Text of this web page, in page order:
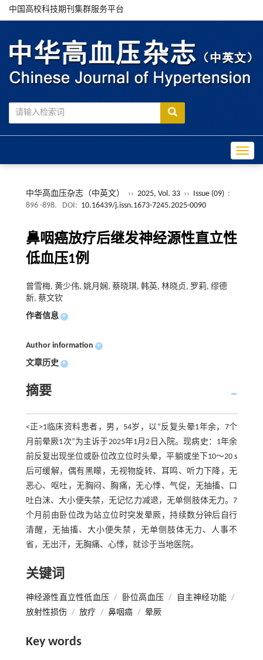
中国高校科技期刊集群服务平台
中华高血压杂志（中英文） ›› 2025, Vol. 33 ›› Issue (09) :
896 -898.
DOI: 10.16439/j.issn.1673-7245.2025-0090
鼻咽癌放疗后继发神经源性直立性
低血压1例
曾雪梅, 黄少伟, 姚月娴, 蔡晓琪, 韩英, 林晓贞, 罗莉, 缪德
新, 蔡文钦
作者信息 +
Author information +
文章历史 +
摘要
<正>1临床资料患者，男，54岁，以“反复头晕1年余，7个
月前晕厥1次”为主诉于2025年1月2日入院。现病史：1年余
前反复出现坐位或卧位改立位时头晕，平躺或坐下10～20 s
后可缓解，偶有黑矇，无视物旋转、耳鸣、听力下降，无
恶心、呕吐，无胸闷、胸痛，无心悸、气促，无抽搐、口
吐白沫、大小便失禁，无记忆力减退，无单侧肢体无力。7
个月前由卧位改为站立位时突发晕厥，持续数分钟后自行
清醒，无抽搐、大小便失禁，无单侧肢体无力、人事不
省，无出汗，无胸痛、心悸，就诊于当地医院。
关键词
神经源性直立性低血压 / 卧位高血压 / 自主神经功能 /
放射性损伤 / 放疗 / 鼻咽癌 / 晕厥
Key words